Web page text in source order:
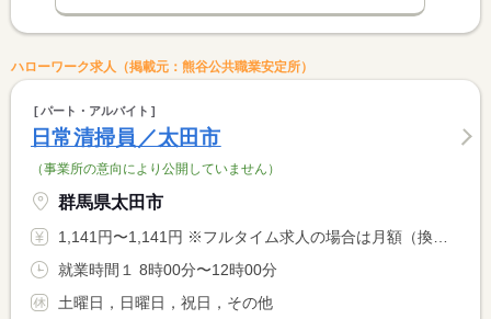
ハローワーク求人（掲載元：熊谷公共職業安定所）
パート・アルバイト
日常清掃員／太田市
（事業所の意向により公開していません）
群馬県太田市
1,141円〜1,141円 ※フルタイム求人の場合は月額（換算額）、パート求人の場合は時間額を表示しています。
就業時間１ 8時00分〜12時00分
土曜日，日曜日，祝日，その他